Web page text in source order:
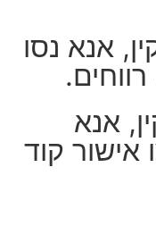
אנא נסו
אנא
אישור קוד